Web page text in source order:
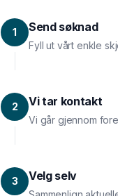
1 Send søknad
Fyll ut vårt enkle
2 Vi tar kontakt
Vi går gjennom
3 Velg selv